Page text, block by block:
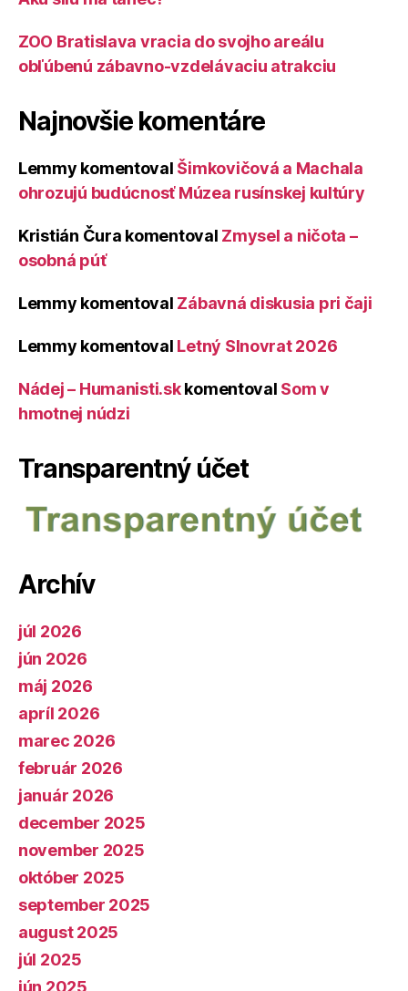
ZOO Bratislava vracia do svojho areálu
obľúbenú zábavno-vzdelávaciu atrakciu
Najnovšie komentáre
Lemmy komentoval Šimkovičová a Machala
ohrozujú budúcnosť Múzea rusínskej kultúry
Kristián Čura komentoval Zmysel a ničota –
osobná púť
Lemmy komentoval Zábavná diskusia pri čaji
Lemmy komentoval Letný Slnovrat 2026
Nádej – Humanisti.skkomentoval Som v
hmotnej núdzi
Transparentný účet
Archív
júl 2026
jún 2026
máj 2026
apríl 2026
marec 2026
február 2026
január 2026
december 2025
november 2025
október 2025
september 2025
august 2025
júl 2025
jún 2025